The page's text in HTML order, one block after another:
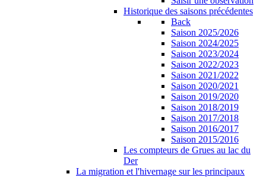
Historique des saisons précédentes
Back
Saison 2025/2026
Saison 2024/2025
Saison 2023/2024
Saison 2022/2023
Saison 2021/2022
Saison 2020/2021
Saison 2019/2020
Saison 2018/2019
Saison 2017/2018
Saison 2016/2017
Saison 2015/2016
Les compteurs de Grues au lac du
Der
La migration et l'hivernage sur les principaux